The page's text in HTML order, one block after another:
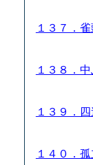
１３７．
１３８．
１３９．
１４０．